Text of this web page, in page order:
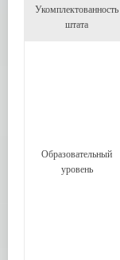
Укомплектованность
штата
Образовательный
уровень